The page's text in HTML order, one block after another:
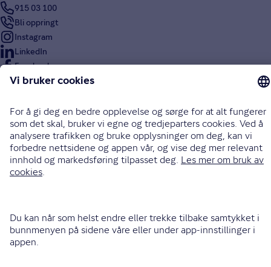
915 03 100
Bli oppringt
Instagram
LinkedIn
Facebook
Informasjonskapsler (cookies)
Personvern og sikkerhet
Vilkår for bruk av nettsidene
Tilgjengelighetserklæring
Sammenlign prisene våre med andre selskaper på
Finansportalen.no